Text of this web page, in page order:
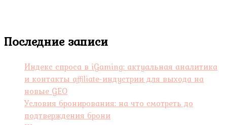
Последние записи
Индекс спроса в iGaming: актуальная аналитика
и контакты affiliate-индустрии для выхода на
новые GEO
Условия бронирования: на что смотреть до
подтверждения брони